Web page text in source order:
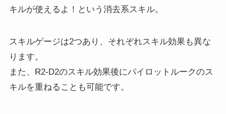
キルが使えるよ！という消去系スキル。
スキルゲージは2つあり、それぞれスキル効果も異な
ります。
また、R2-D2のスキル効果後にパイロットルークのス
キルを重ねることも可能です。